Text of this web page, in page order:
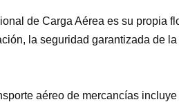
de Carga Aérea es su propia
la seguridad garantizada de
aéreo de mercancías